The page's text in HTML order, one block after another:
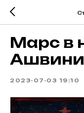
Марс в
Ашвини
2023-07-03 19:10